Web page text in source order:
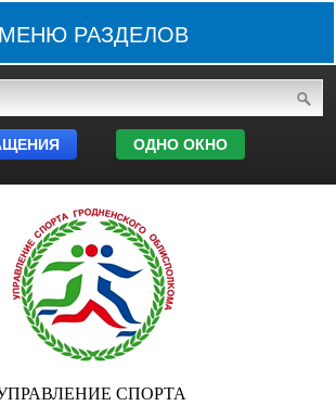
МЕНЮ РАЗДЕЛОВ
ОДНО ОКНО
СПОРТА